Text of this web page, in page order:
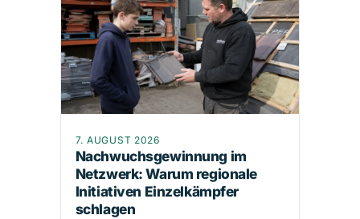
7. AUGUST 2026
Nachwuchsgewinnung im
Netzwerk: Warum regionale
Initiativen Einzelkämpfer
schlagen